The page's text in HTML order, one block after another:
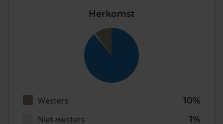
Herkomst
Westers
10%
Niet-westers
1%